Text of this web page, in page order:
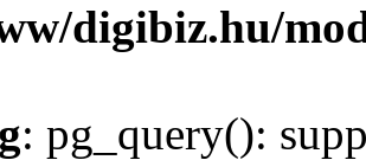
digibiz.hu/
: pg_query():